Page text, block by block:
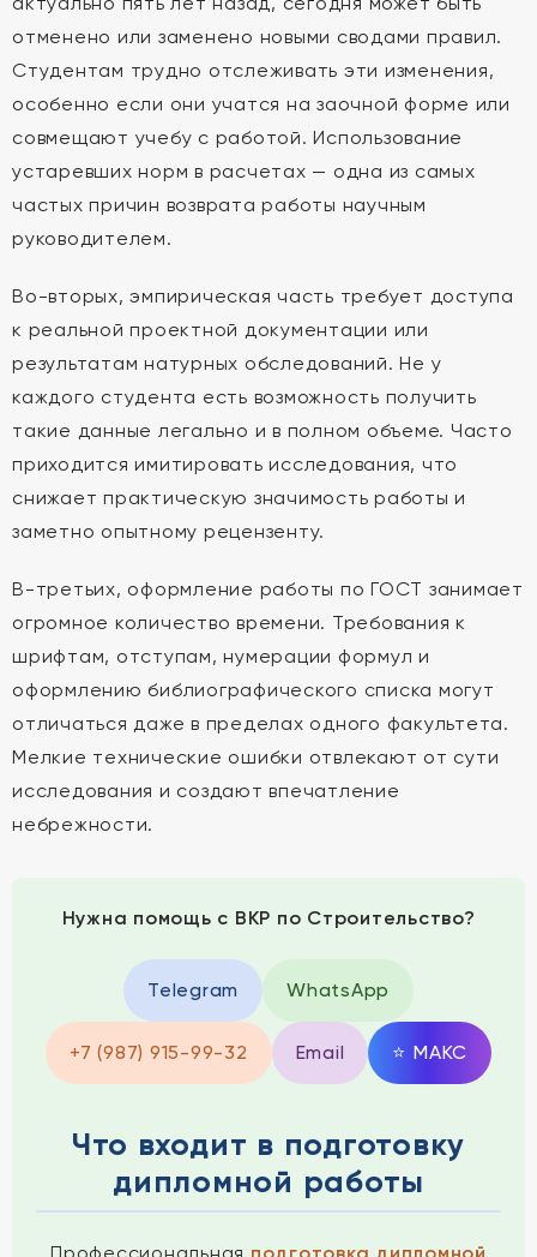
отменено или заменено новыми сводами правил.
Студентам трудно отслеживать эти изменения,
особенно если они учатся на заочной форме или
совмещают учебу с работой. Использование
устаревших норм в расчетах — одна из самых
частых причин возврата работы научным
руководителем.
Во-вторых, эмпирическая часть требует доступа
к реальной проектной документации или
результатам натурных обследований. Не у
каждого студента есть возможность получить
такие данные легально и в полном объеме. Часто
приходится имитировать исследования, что
снижает практическую значимость работы и
заметно опытному рецензенту.
В-третьих, оформление работы по ГОСТ занимает
огромное количество времени. Требования к
шрифтам, отступам, нумерации формул и
оформлению библиографического списка могут
отличаться даже в пределах одного факультета.
Мелкие технические ошибки отвлекают от сути
исследования и создают впечатление
небрежности.
Нужна помощь с ВКР по Строительство?
Telegram WhatsApp
+7 (987) 915-99-32 Email ⭐ MAКС
Что входит в подготовку
дипломной работы